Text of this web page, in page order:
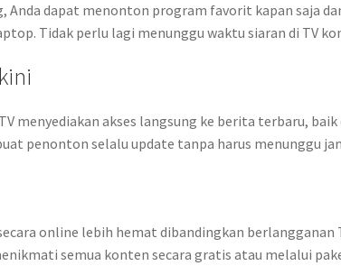
Anda dapat menonton program favorit kapan saja
Tidak perlu lagi menunggu waktu siaran di TV
menyediakan akses langsung ke berita terbaru,
penonton selalu update tanpa harus menunggu
online lebih hemat dibandingkan berlangganan
semua konten secara gratis atau melalui